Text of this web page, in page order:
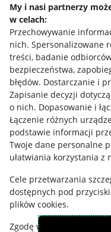
My i nasi partnerzy
w celach:
Przechowywanie
nich. Spersonalizowane
treści, badanie
bezpieczeństwa,
błędów. Dostarczanie i
Zapisanie decyzji
o nich. Dopasowanie i
Łączenie różnych
podstawie informacji
Twoje dane personalne
ułatwiania korzystania z
Cele przetwarzania
dostępnych pod
plików cookies.
Zgodę wyrażasz
Regulamin
Polityka plików
Ustawienia plików
Udostępnianie lokalizacji
Informacje dla Aktu o
Pobierz aplikację